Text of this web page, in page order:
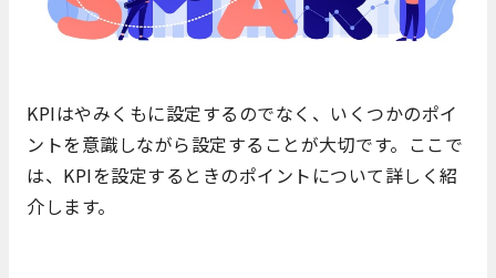
KPIはやみくもに設定するのでなく、いくつかのポイ
ントを意識しながら設定することが大切です。ここで
は、KPIを設定するときのポイントについて詳しく紹
介します。